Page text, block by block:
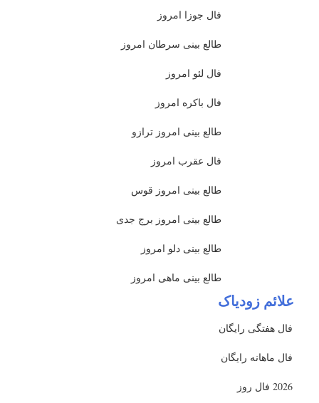
فال جوزا امروز
طالع بینی سرطان امروز
فال لئو امروز
فال باکره امروز
طالع بینی امروز ترازو
فال عقرب امروز
طالع بینی امروز قوس
طالع بینی امروز برج جدی
طالع بینی دلو امروز
طالع بینی ماهی امروز
علائم زودیاک
فال هفتگی رایگان
فال ماهانه رایگان
2026 فال روز